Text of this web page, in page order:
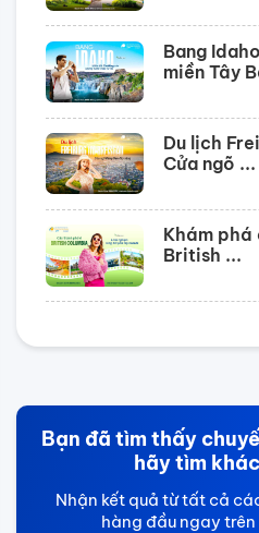
Bang
miền Tây
Du lịch
Cửa ngõ ...
Khám
British ...
Bạn đã tìm thấy
hãy tìm
Nhận kết quả từ tất cả
hàng đầu ngay